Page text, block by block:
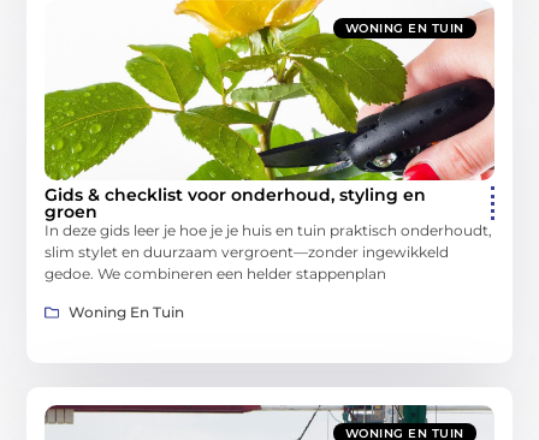
WONING EN TUIN
Gids & checklist voor onderhoud, styling en
groen
In deze gids leer je hoe je je huis en tuin praktisch onderhoudt,
slim stylet en duurzaam vergroent—zonder ingewikkeld
gedoe. We combineren een helder stappenplan
Woning En Tuin
WONING EN TUIN